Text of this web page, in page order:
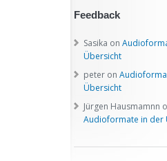
Feedback
Sasika on
Übersicht
peter on
Übersicht
Jürgen Hausmamnn
Audioformate in der